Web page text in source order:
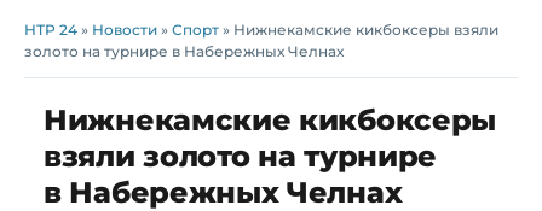
НТР 24 » Новости » Спорт » Нижнекамские кикбоксеры взяли
золото на турнире в Набережных Челнах
Нижнекамские кикбоксеры
взяли золото на турнире
в Набережных Челнах